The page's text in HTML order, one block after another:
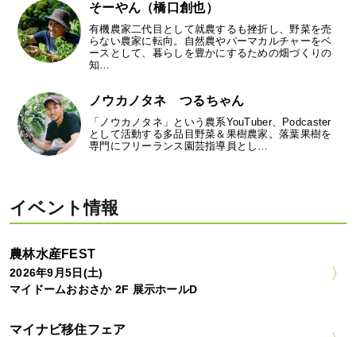
そーやん（橋口創也）
有機農家二代目として就農するも挫折し、野菜を売
らない農家に転向。自然農やパーマカルチャーをベ
ースとして、暮らしを豊かにするための畑づくりの
知…
ノウカノタネ つるちゃん
「ノウカノタネ」という農系YouTuber、Podcaster
として活動する多品目野菜＆果樹農家。落葉果樹を
専門にフリーランス園芸指導員とし…
イベント情報
農林水産FEST
2026年9月5日(土)
マイドームおおさか 2F 展示ホールD
マイナビ移住フェア